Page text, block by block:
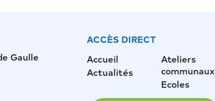
Gaulle
ACCÈS DIRECT
Accueil
Actualités
Ateliers
communaux
Ecoles